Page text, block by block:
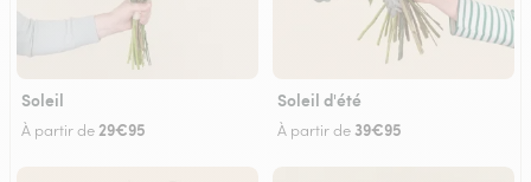
Soleil
À partir de 29€95
Soleil d'été
À partir de 39€95